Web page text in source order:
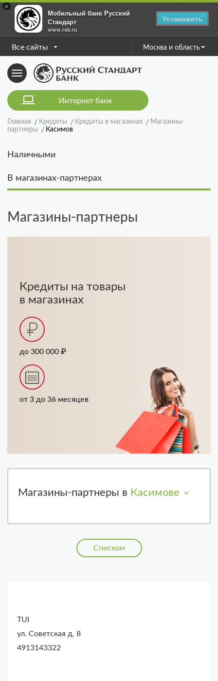
×
Мобильный банк Русский
Стандарт
www.rsb.ru
Установить
Все сайты Москва и область
Toggle
navigation
Интернет банк
Главная Кредиты Кредиты в магазинах
Магазины-
партнеры
Касимов
Наличными
В магазинах-партнерах
Магазины-партнеры
Кредиты на товары
в магазинах
до 300 000 ₽
от 3 до 36 месяцев
Магазины-партнеры в Касимове
Списком
TUI
ул. Советская д. 8
4913143322